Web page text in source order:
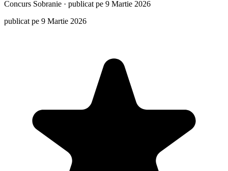
Concurs Sobranie · publicat pe 9 Martie 2026
publicat pe 9 Martie 2026